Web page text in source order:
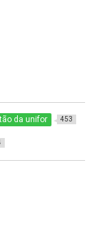
da unifor 453